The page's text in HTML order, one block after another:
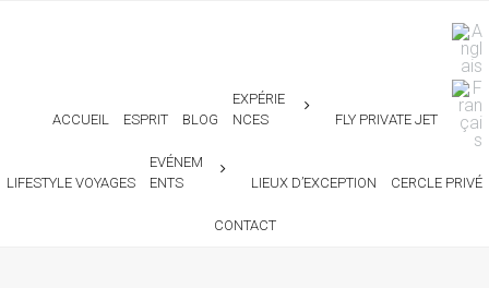
ACCUEIL ESPRIT BLOG
EXPÉRIE
NCES
FLY PRIVATE JET
LIFESTYLE VOYAGES
EVÉNEM
ENTS
LIEUX D’EXCEPTION CERCLE PRIVÉ
CONTACT